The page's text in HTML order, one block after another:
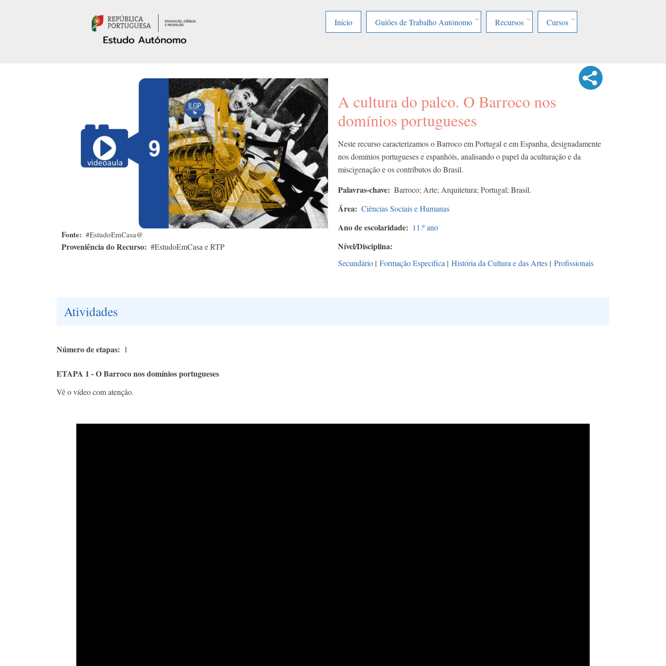
Início
Guiões de Trabalho Autónomo Recursos Cursos
Fonte #EstudoEmCasa@
Proveniência do Recurso #EstudoEmCasa e RTP
A cultura do palco. O Barroco nos
domínios portugueses
Neste recurso caracterizamos o Barroco em Portugal e em Espanha, designadamente
nos domínios portugueses e espanhóis, analisando o papel da aculturação e da
miscigenação e os contributos do Brasil.
Palavras-chave Barroco; Arte; Arquitetura; Portugal; Brasil.
Área Ciências Sociais e Humanas
Ano de escolaridade 11.º ano
Nível/Disciplina
Secundário | Formação Específica | História da Cultura e das Artes | Profissionais
Atividades
Número de etapas 1
ETAPA 1 - O Barroco nos domínios portugueses
Vê o vídeo com atenção.